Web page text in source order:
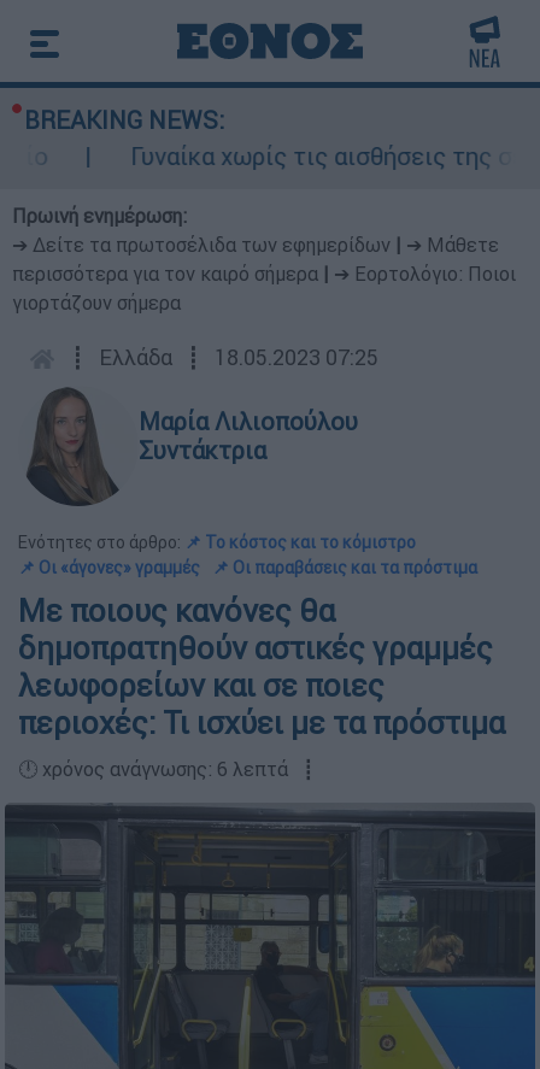
BREAKING NEWS:
Γυναίκα χωρίς τις αισθήσεις της σε
Πρωινή ενημέρωση:
➔ Δείτε τα πρωτοσέλιδα των εφημερίδων
➔ Μάθετε
περισσότερα για τον καιρό σήμερα
➔ Εορτολόγιο: Ποιοι
γιορτάζουν σήμερα
┋ Ελλάδα ┋ 18.05.2023 07:25
Μαρία Λιλιοπούλου
Συντάκτρια
Ενότητες στο άρθρο: 📌 Το κόστος και το κόμιστρο
📌 Οι «άγονες» γραμμές
📌 Οι παραβάσεις και τα πρόστιμα
Με ποιους κανόνες θα
δημοπρατηθούν αστικές γραμμές
λεωφορείων και σε ποιες
περιοχές: Τι ισχύει με τα πρόστιμα
🕛 χρόνος ανάγνωσης: 6 λεπτά ┋